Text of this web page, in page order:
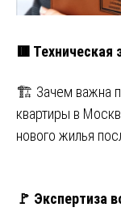
🟥 Техническая
🏗️ Зачем важна
квартиры в
нового жилья
🚩 Экспертиза